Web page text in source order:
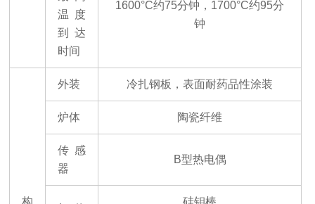
温度
到达
时间
1600°C约75分钟，1700°C约95分
钟
构
外装 冷扎钢板，表面耐药品性涂装
炉体 陶瓷纤维
传感
器
B型热电偶
硅钼棒